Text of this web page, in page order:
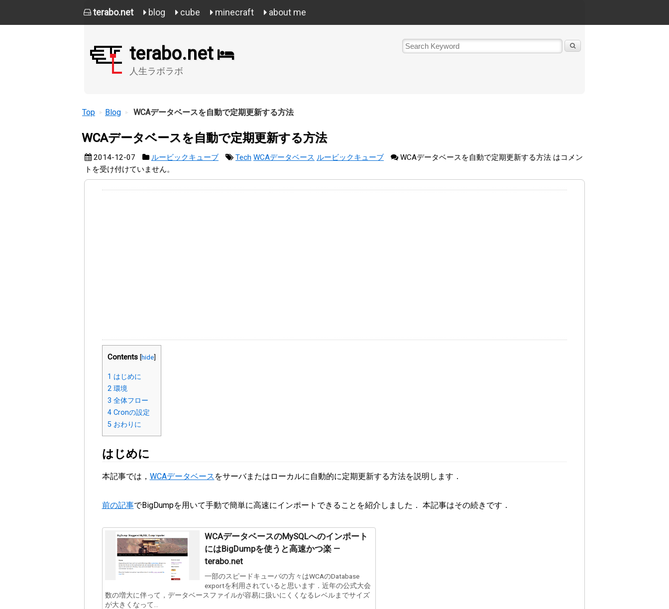
terabo.net blog cube minecraft about me
terabo.net
人生ラボラボ
Top Blog WCAデータベースを自動で定期更新する方法
WCAデータベースを自動で定期更新する方法
2014-12-07 ルービックキューブ Tech WCAデータベース ルービックキューブ WCAデータベースを自動で定期更新する方法 はコメン
トを受け付けていません。
Contents [hide]
1 はじめに
2環境
3 全体フロー
4Cronの設定
5おわりに
はじめに
本記事では， WCAデータベース をサーバまたはローカルに自動的に定期更新する方法を説明します．
前の記事でBigDumpを用いて手動で簡単に高速にインポートできることを紹介しました． 本記事はその続きです．
WCAデータベースのMySQLへのインポート
にはBigDumpを使うと高速かつ楽 —
terabo.net
一部のスピードキューバの方々はWCAのDatabase
exportを利用されていると思います．近年の公式大会
数の増大に伴って，データベースファイルが容易に扱いにくくなるレベルまでサイズ
が大きくなって...